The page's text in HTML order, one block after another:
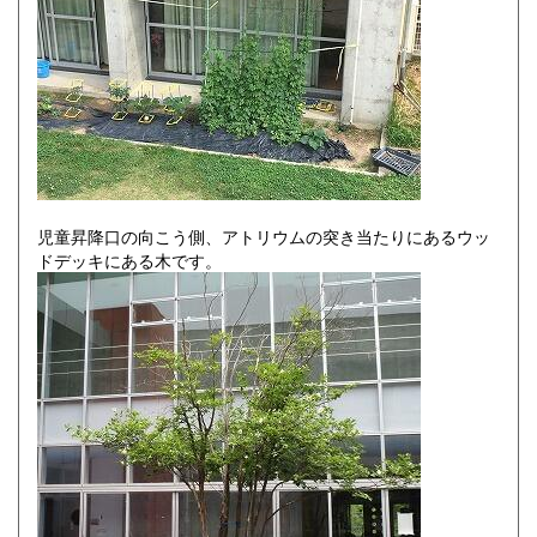
児童昇降口の向こう側、アトリウムの突き当たりにあるウッ
ドデッキにある木です。